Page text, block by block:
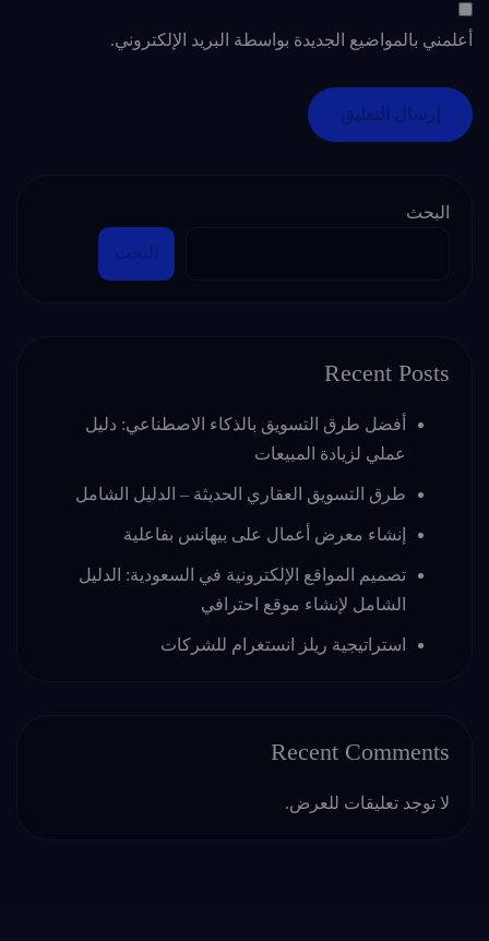
أعلمني بالمواضيع الجديدة بواسطة البريد الإلكتروني.
البحث
البحث
Recent Posts
أفضل طرق التسويق بالذكاء الاصطناعي: دليل
عملي لزيادة المبيعات
طرق التسويق العقاري الحديثة – الدليل الشامل
إنشاء معرض أعمال على بيهانس بفاعلية
تصميم المواقع الإلكترونية في السعودية: الدليل
الشامل لإنشاء موقع احترافي
استراتيجية ريلز انستغرام للشركات
Recent Comments
لا توجد تعليقات للعرض.